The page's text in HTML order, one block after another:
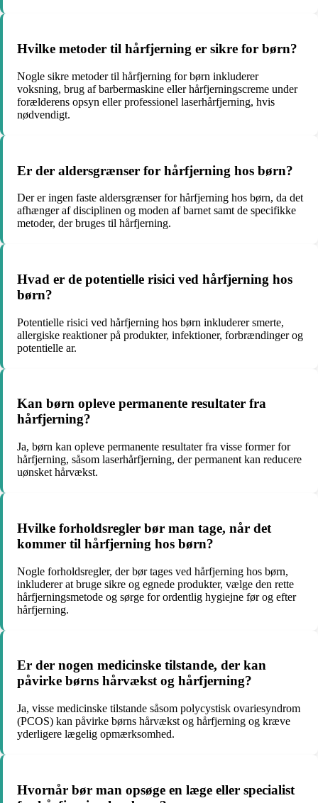
Hvilke metoder til hårfjerning er sikre for børn?
Nogle sikre metoder til hårfjerning for børn inkluderer
voksning, brug af barbermaskine eller hårfjerningscreme under
forælderens opsyn eller professionel laserhårfjerning, hvis
nødvendigt.
Er der aldersgrænser for hårfjerning hos børn?
Der er ingen faste aldersgrænser for hårfjerning hos børn, da det
afhænger af disciplinen og moden af barnet samt de specifikke
metoder, der bruges til hårfjerning.
Hvad er de potentielle risici ved hårfjerning hos
børn?
Potentielle risici ved hårfjerning hos børn inkluderer smerte,
allergiske reaktioner på produkter, infektioner, forbrændinger og
potentielle ar.
Kan børn opleve permanente resultater fra
hårfjerning?
Ja, børn kan opleve permanente resultater fra visse former for
hårfjerning, såsom laserhårfjerning, der permanent kan reducere
uønsket hårvækst.
Hvilke forholdsregler bør man tage, når det
kommer til hårfjerning hos børn?
Nogle forholdsregler, der bør tages ved hårfjerning hos børn,
inkluderer at bruge sikre og egnede produkter, vælge den rette
hårfjerningsmetode og sørge for ordentlig hygiejne før og efter
hårfjerning.
Er der nogen medicinske tilstande, der kan
påvirke børns hårvækst og hårfjerning?
Ja, visse medicinske tilstande såsom polycystisk ovariesyndrom
(PCOS) kan påvirke børns hårvækst og hårfjerning og kræve
yderligere lægelig opmærksomhed.
Hvornår bør man opsøge en læge eller specialist